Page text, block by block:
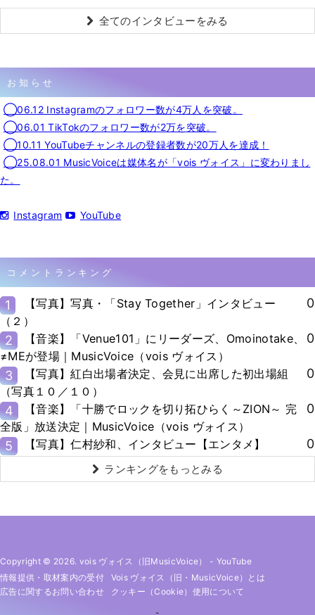
全てのインタビューをみる
お知らせ
◯06.12 Instagramのフォロワー数が4万人を突破。
◯06.01 TikTokのフォロワー数が2万を突破。
◯10.11 YouTubeチャンネルの登録者数が20万人を達成！
◯25.08.01 MusicVoiceは媒体名が「vois ヴォイス」に変わりまし
た。
Instagram YouTube
コメントランキング
1
【写真】写真・「Stay Together」インタビュー
（２）
0
2
【音楽】「Venue101」にリーダーズ、Omoinotake、
≠MEが登場｜MusicVoice（vois ヴォイス）
0
3
【写真】紅白出場者決定、会見に出席した初出場組
（写真１０／１０）
0
4
【音楽】「十勝でロックを切り拓ひらく～ZION～ 完
全版」放送決定｜MusicVoice（vois ヴォイス）
0
5 【写真】仁村紗和、インタビュー【エンタメ】 0
ランキングをもっとみる
Copyright © 2026. vois ヴォイス（旧MusicVoice） - YouTube
情報提供・取材案内の受付
Vois ヴォイス（旧・MusicVoice）とは
広告に関するお問い合わせ
クッキー（cookie）使用について
-